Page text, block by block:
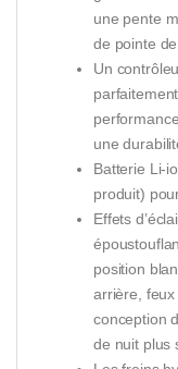
une pente
de pointe de
Un
une
Batterie Li-
produit)
Effets
position
arrière,
conception
de nuit plus